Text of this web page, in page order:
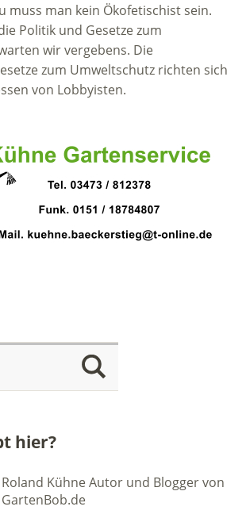
muss man kein Ökofetischist sein.
Politik und Gesetze zum
wir vergebens. Die
zum Umweltschutz richten sich
von Lobbyisten.
hier?
Roland Kühne Autor und Blogger von
GartenBob.de